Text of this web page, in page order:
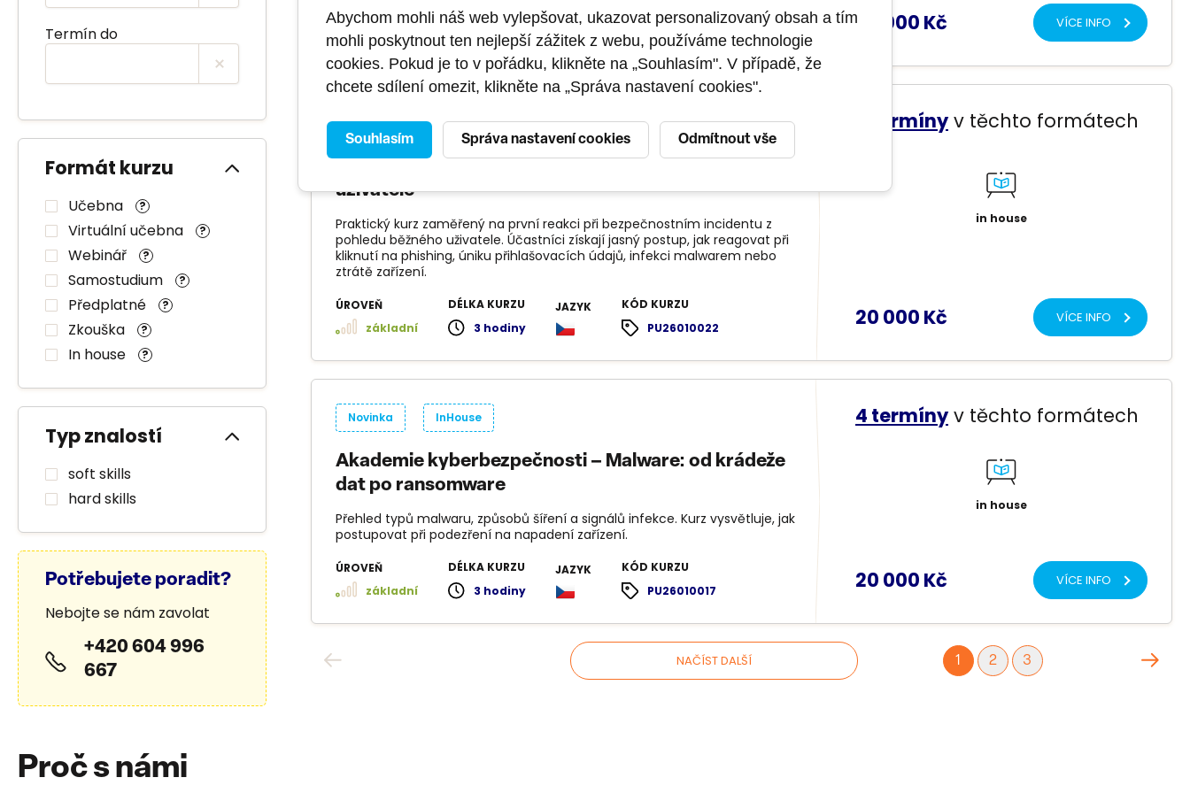
Termín do
Formát kurzu
Učebna ?
Virtuální učebna ?
Webinář ?
Samostudium ?
Předplatné ?
Zkouška ?
In house ?
Typ znalostí
soft skills
hard skills
Potřebujete poradit?
Nebojte se nám zavolat
+420 604 996
667
ÚROVEŇ
základní
JAZYK
DÉLKA KURZU
3 hodiny
KÓD KURZU
PU26010012
20 000 Kč VÍCE INFO
Novinka InHouse
uživatele
ÚROVEŇ
základní
JAZYK
Praktický kurz zaměřený na první reakci při bezpečnostním incidentu z
pohledu běžného uživatele. Účastníci získají jasný postup, jak reagovat při
kliknutí na phishing, úniku přihlašovacích údajů, infekci malwarem nebo
ztrátě zařízení.
DÉLKA KURZU
3 hodiny
KÓD KURZU
PU26010022
4 termíny v těchto formátech
in house
20 000 Kč VÍCE INFO
Novinka InHouse
Akademie kyberbezpečnosti – Malware: od krádeže
dat po ransomware
ÚROVEŇ
základní
JAZYK
Přehled typů malwaru, způsobů šíření a signálů infekce. Kurz vysvětluje, jak
postupovat při podezření na napadení zařízení.
DÉLKA KURZU
3 hodiny
KÓD KURZU
PU26010017
4 termíny v těchto formátech
in house
20 000 Kč VÍCE INFO
NAČÍST DALŠÍ 1 2 3
Proč s námi
Abychom mohli náš web vylepšovat, ukazovat personalizovaný obsah a tím
mohli poskytnout ten nejlepší zážitek z webu, používáme technologie
cookies. Pokud je to v pořádku, klikněte na „Souhlasím". V případě, že
chcete sdílení omezit, klikněte na „Správa nastavení cookies".
Správa nastavení cookies Odmítnout vše
Souhlasím